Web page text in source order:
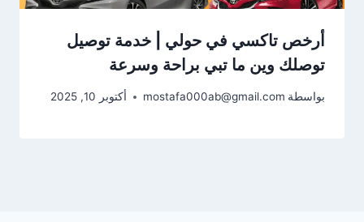
أرخص تاكسي في حولي | خدمة توصيل
توصلك وين ما تبي براحة وسرعة
بواسطة mostafa000ab@gmail.com أكتوبر 10, 2025